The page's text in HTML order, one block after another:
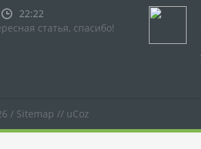
22:22
статья, спасибо!
/ Sitemap // uCoz